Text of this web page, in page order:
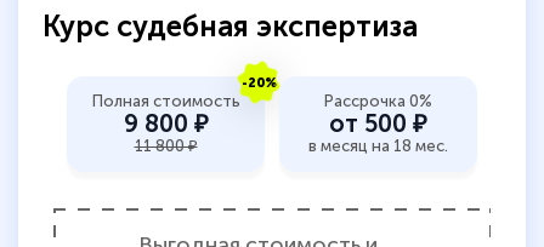
Курс судебная экспертиза
-20%
Полная стоимость
9 800 ₽
11 800 ₽
Рассрочка 0%
от 500 ₽
в месяц на 18 мес.